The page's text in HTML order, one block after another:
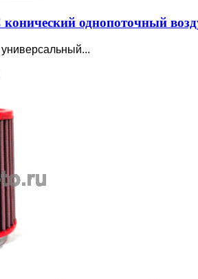
конический однопоточный
универсальный...